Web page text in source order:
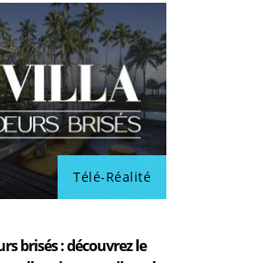
Télé-Réalité
brisés : découvrez le